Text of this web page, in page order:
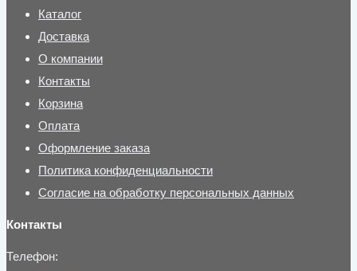
Каталог
Доставка
О компании
Контакты
Корзина
Оплата
Оформление заказа
Политика конфиденциальности
Согласие на обработку персональных данных
Контакты
Телефон: